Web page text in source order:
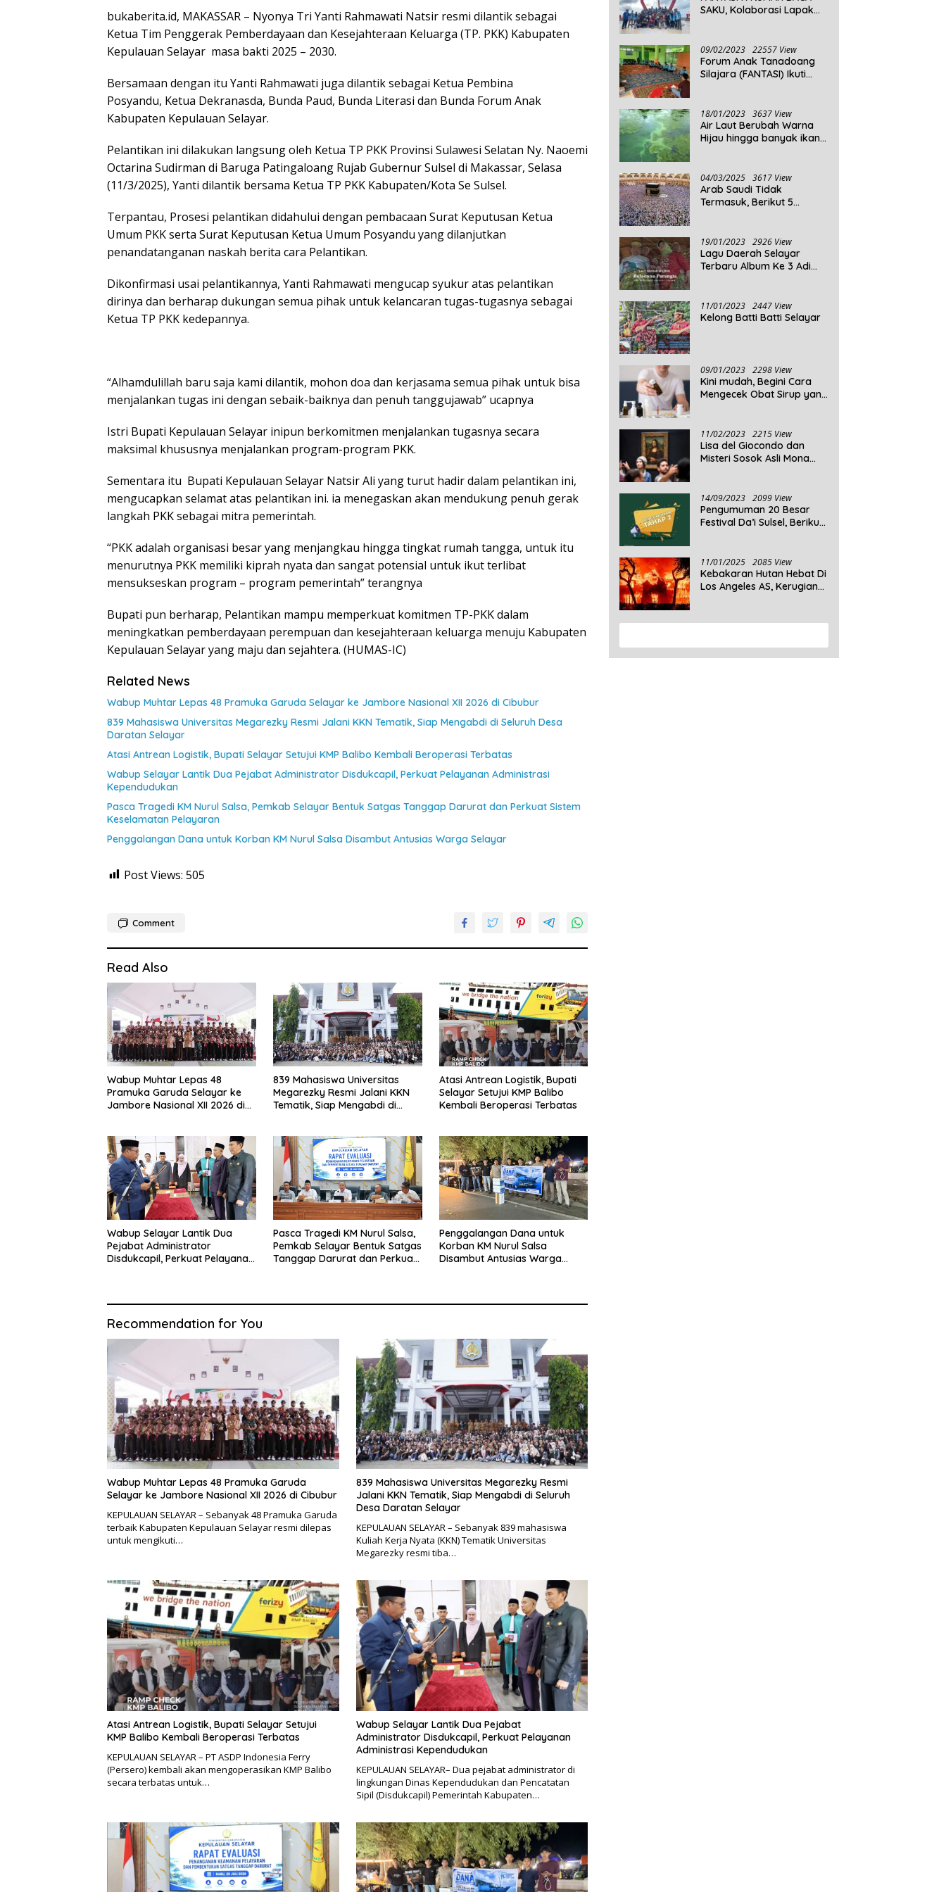
bukaberita.id, MAKASSAR – Nyonya Tri Yanti Rahmawati Natsir resmi dilantik sebagai
Ketua Tim Penggerak Pemberdayaan dan Kesejahteraan Keluarga (TP. PKK) Kabupaten
Kepulauan Selayar masa bakti 2025 – 2030.
Bersamaan dengan itu Yanti Rahmawati juga dilantik sebagai Ketua Pembina
Posyandu, Ketua Dekranasda, Bunda Paud, Bunda Literasi dan Bunda Forum Anak
Kabupaten Kepulauan Selayar.
Pelantikan ini dilakukan langsung oleh Ketua TP PKK Provinsi Sulawesi Selatan Ny. Naoemi
Octarina Sudirman di Baruga Patingaloang Rujab Gubernur Sulsel di Makassar, Selasa
(11/3/2025), Yanti dilantik bersama Ketua TP PKK Kabupaten/Kota Se Sulsel.
Terpantau, Prosesi pelantikan didahului dengan pembacaan Surat Keputusan Ketua
Umum PKK serta Surat Keputusan Ketua Umum Posyandu yang dilanjutkan
penandatanganan naskah berita cara Pelantikan.
Dikonfirmasi usai pelantikannya, Yanti Rahmawati mengucap syukur atas pelantikan
dirinya dan berharap dukungan semua pihak untuk kelancaran tugas-tugasnya sebagai
Ketua TP PKK kedepannya.
“Alhamdulillah baru saja kami dilantik, mohon doa dan kerjasama semua pihak untuk bisa
menjalankan tugas ini dengan sebaik-baiknya dan penuh tanggujawab” ucapnya
Istri Bupati Kepulauan Selayar inipun berkomitmen menjalankan tugasnya secara
maksimal khususnya menjalankan program-program PKK.
Sementara itu Bupati Kepulauan Selayar Natsir Ali yang turut hadir dalam pelantikan ini,
mengucapkan selamat atas pelantikan ini. ia menegaskan akan mendukung penuh gerak
langkah PKK sebagai mitra pemerintah.
“PKK adalah organisasi besar yang menjangkau hingga tingkat rumah tangga, untuk itu
menurutnya PKK memiliki kiprah nyata dan sangat potensial untuk ikut terlibat
mensukseskan program – program pemerintah” terangnya
Bupati pun berharap, Pelantikan mampu memperkuat komitmen TP-PKK dalam
meningkatkan pemberdayaan perempuan dan kesejahteraan keluarga menuju Kabupaten
Kepulauan Selayar yang maju dan sejahtera. (HUMAS-IC)
Related News
Wabup Muhtar Lepas 48 Pramuka Garuda Selayar ke Jambore Nasional XII 2026 di Cibubur
839 Mahasiswa Universitas Megarezky Resmi Jalani KKN Tematik, Siap Mengabdi di Seluruh Desa
Daratan Selayar
Atasi Antrean Logistik, Bupati Selayar Setujui KMP Balibo Kembali Beroperasi Terbatas
Wabup Selayar Lantik Dua Pejabat Administrator Disdukcapil, Perkuat Pelayanan Administrasi
Kependudukan
Pasca Tragedi KM Nurul Salsa, Pemkab Selayar Bentuk Satgas Tanggap Darurat dan Perkuat Sistem
Keselamatan Pelayaran
Penggalangan Dana untuk Korban KM Nurul Salsa Disambut Antusias Warga Selayar
Post Views: 505
Comment
Read Also
Wabup Muhtar Lepas 48
Pramuka Garuda Selayar ke
Jambore Nasional XII 2026 di
839 Mahasiswa Universitas
Megarezky Resmi Jalani KKN
Tematik, Siap Mengabdi di
Atasi Antrean Logistik, Bupati
Selayar Setujui KMP Balibo
Kembali Beroperasi Terbatas
Wabup Selayar Lantik Dua
Pejabat Administrator
Disdukcapil, Perkuat Pelayanan
Pasca Tragedi KM Nurul Salsa,
Pemkab Selayar Bentuk Satgas
Tanggap Darurat dan Perkuat
Penggalangan Dana untuk
Korban KM Nurul Salsa
Disambut Antusias Warga
Recommendation for You
Wabup Muhtar Lepas 48 Pramuka Garuda
Selayar ke Jambore Nasional XII 2026 di Cibubur
KEPULAUAN SELAYAR – Sebanyak 48 Pramuka Garuda
terbaik Kabupaten Kepulauan Selayar resmi dilepas
untuk mengikuti…
839 Mahasiswa Universitas Megarezky Resmi
Jalani KKN Tematik, Siap Mengabdi di Seluruh
Desa Daratan Selayar
KEPULAUAN SELAYAR – Sebanyak 839 mahasiswa
Kuliah Kerja Nyata (KKN) Tematik Universitas
Megarezky resmi tiba…
Atasi Antrean Logistik, Bupati Selayar Setujui
KMP Balibo Kembali Beroperasi Terbatas
KEPULAUAN SELAYAR – PT ASDP Indonesia Ferry
(Persero) kembali akan mengoperasikan KMP Balibo
secara terbatas untuk…
Wabup Selayar Lantik Dua Pejabat
Administrator Disdukcapil, Perkuat Pelayanan
Administrasi Kependudukan
KEPULAUAN SELAYAR– Dua pejabat administrator di
lingkungan Dinas Kependudukan dan Pencatatan
Sipil (Disdukcapil) Pemerintah Kabupaten…
SAKU, Kolaborasi Lapak
09/02/2023 22557 View
Forum Anak Tanadoang
Silajara (FANTASI) Ikuti
18/01/2023 3637 View
Air Laut Berubah Warna
Hijau hingga banyak ikan
04/03/2025 3617 View
Arab Saudi Tidak
Termasuk, Berikut 5
Dunia Tahun 2025
19/01/2023 2926 View
Lagu Daerah Selayar
Terbaru Album Ke 3 Adi
11/01/2023 2447 View
Kelong Batti Batti Selayar
09/01/2023 2298 View
Kini mudah, Begini Cara
Mengecek Obat Sirup yang
Aman Untuk Dikonsumsi
11/02/2023 2215 View
Lisa del Giocondo dan
Misteri Sosok Asli Mona
14/09/2023 2099 View
Pengumuman 20 Besar
Festival Da’i Sulsel, Berikut
11/01/2025 2085 View
Kebakaran Hutan Hebat Di
Los Angeles AS, Kerugian